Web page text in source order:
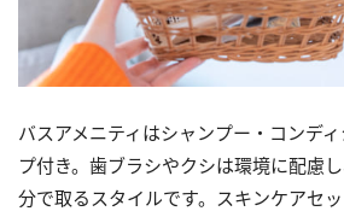
バスアメニティはシャンプー・コンデ
プ付き。歯ブラシやクシは環境に配慮
分で取るスタイルです。スキンケアセッ